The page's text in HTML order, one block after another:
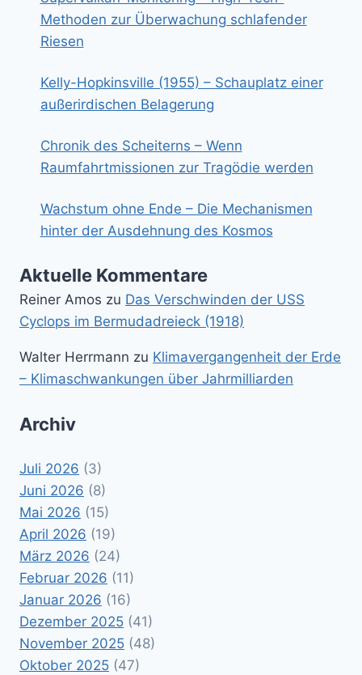
Methoden zur Überwachung schlafender
Riesen
Kelly-Hopkinsville (1955) – Schauplatz einer
außerirdischen Belagerung
Chronik des Scheiterns – Wenn
Raumfahrtmissionen zur Tragödie werden
Wachstum ohne Ende – Die Mechanismen
hinter der Ausdehnung des Kosmos
Aktuelle Kommentare
Reiner Amos zu Das Verschwinden der USS
Cyclops im Bermudadreieck (1918)
Walter Herrmann zu Klimavergangenheit der Erde
– Klimaschwankungen über Jahrmilliarden
Archiv
Juli 2026 (3)
Juni 2026 (8)
Mai 2026 (15)
April 2026 (19)
März 2026 (24)
Februar 2026 (11)
Januar 2026 (16)
Dezember 2025 (41)
November 2025 (48)
Oktober 2025 (47)